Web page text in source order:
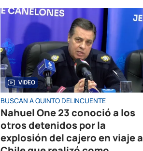
VIDEO
BUSCAN A QUINTO DELINCUENTE
Nahuel One 23 conoció a los
otros detenidos por la
explosión del cajero en viaje a